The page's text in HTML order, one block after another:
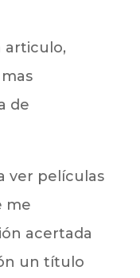
articulo,
de
ver películas
me
acertada
un título